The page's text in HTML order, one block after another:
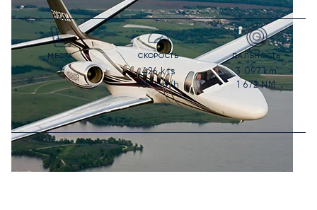
МЕСТА
7
СКОРОСТЬ
426kts
789km/h
ДАЛЬНОСТЬ
3 097km
1 672NM